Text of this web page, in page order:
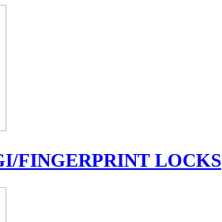
FINGERPRINT LOCKS